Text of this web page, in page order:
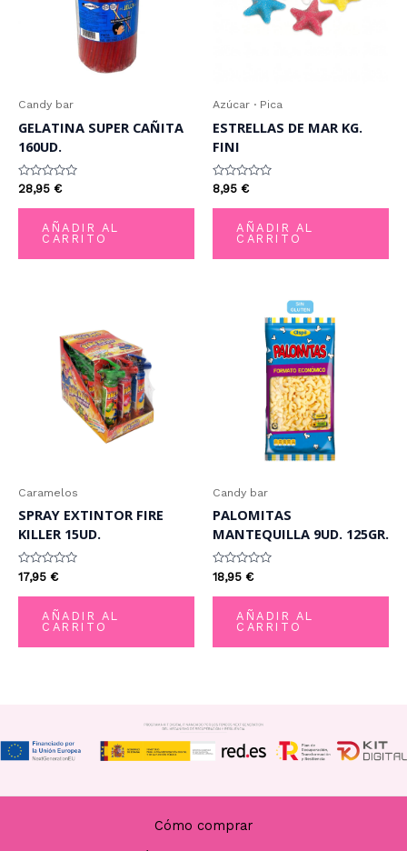
Candy bar
GELATINA SUPER CAÑITA
160UD.
Valorado
con
0
28,95 €
AÑADIR AL
CARRITO
Azúcar · Pica
ESTRELLAS DE MAR KG.
FINI
Valorado
con
0
8,95 €
AÑADIR AL
CARRITO
Caramelos
SPRAY EXTINTOR FIRE
KILLER 15UD.
Valorado
con
0
17,95 €
AÑADIR AL
CARRITO
Candy bar
PALOMITAS
MANTEQUILLA 9UD. 125GR.
Valorado
con
0
18,95 €
AÑADIR AL
CARRITO
Cómo comprar